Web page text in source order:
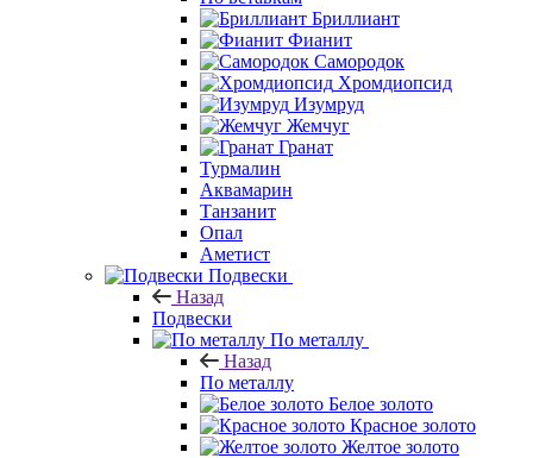
Бриллиант
Фианит
Самородок
Хромдиопсид
Изумруд
Жемчуг
Гранат
Турмалин
Аквамарин
Танзанит
Опал
Аметист
Подвески
Назад
Подвески
По металлу
Назад
По металлу
Белое золото
Красное золото
Желтое золото